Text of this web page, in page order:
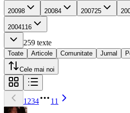
20098 20084 200725
2004116
259 texte
Toate Articole Comunitate Jurnal
Cele mai noi
1 234 11